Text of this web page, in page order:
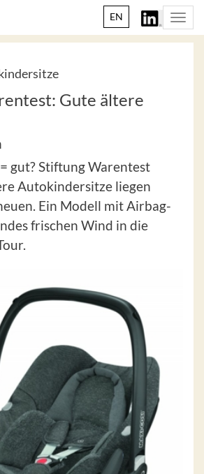
EN
Gute ältere
gut? Stiftung Warentest
Autokindersitze liegen
Ein Modell mit Airbag-
frischen Wind in die